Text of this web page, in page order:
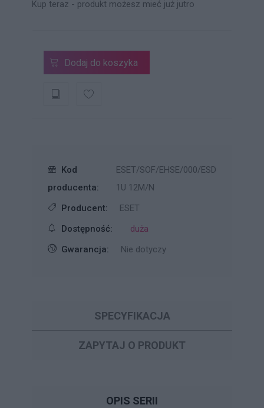
Kup teraz - produkt możesz mieć już jutro
Dodaj do koszyka
Kod
producenta:
ESET/SOF/EHSE/000/ESD
1U 12M/N
Producent:
ESET
Dostępność:
duża
Gwarancja:
Nie dotyczy
SPECYFIKACJA
ZAPYTAJ O PRODUKT
OPIS SERII